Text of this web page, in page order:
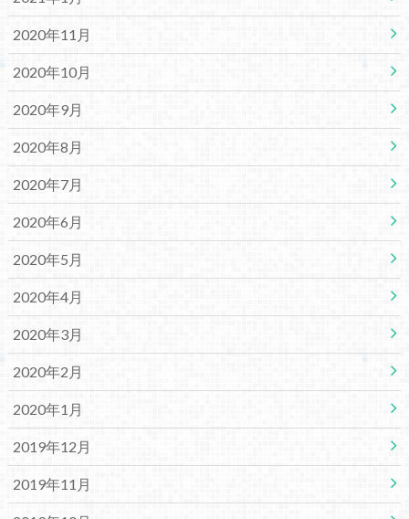
2020年11月
2020年10月
2020年9月
2020年8月
2020年7月
2020年6月
2020年5月
2020年4月
2020年3月
2020年2月
2020年1月
2019年12月
2019年11月